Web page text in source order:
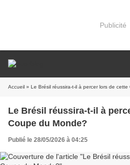
Publicité
Accueil » Le Brésil réussira-t-il à percer lors de
Le Brésil réussira-t-il à
Coupe du Monde?
Publié le 28/05/2026 à 04:25